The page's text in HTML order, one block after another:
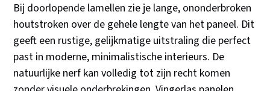
Bij doorlopende lamellen zie je lange, ononderbroken
houtstroken over de gehele lengte van het paneel. Dit
geeft een rustige, gelijkmatige uitstraling die perfect
past in moderne, minimalistische interieurs. De
natuurlijke nerf kan volledig tot zijn recht komen